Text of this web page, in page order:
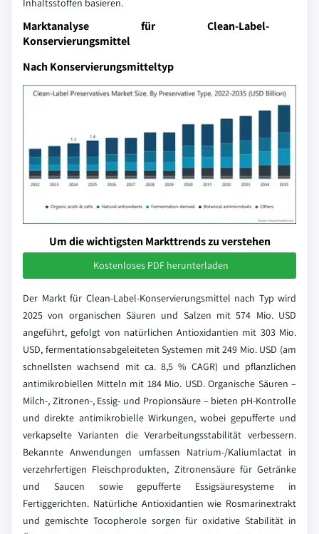
Inhaltsstoffen basieren.
Marktanalyse für Clean-Label-
Konservierungsmittel
Nach Konservierungsmitteltyp
Um die wichtigsten Markttrends zu verstehen
Kostenloses PDF herunterladen
Der Markt für Clean-Label-Konservierungsmittel nach Typ wird
2025 von organischen Säuren und Salzen mit 574 Mio. USD
angeführt, gefolgt von natürlichen Antioxidantien mit 303 Mio.
USD, fermentationsabgeleiteten Systemen mit 249 Mio. USD (am
schnellsten wachsend mit ca. 8,5 % CAGR) und pflanzlichen
antimikrobiellen Mitteln mit 184 Mio. USD. Organische Säuren –
Milch-, Zitronen-, Essig- und Propionsäure – bieten pH-Kontrolle
und direkte antimikrobielle Wirkungen, wobei gepufferte und
verkapselte Varianten die Verarbeitungsstabilität verbessern.
Bekannte Anwendungen umfassen Natrium-/Kaliumlactat in
verzehrfertigen Fleischprodukten, Zitronensäure für Getränke
und Saucen sowie gepufferte Essigsäuresysteme in
Fertiggerichten. Natürliche Antioxidantien wie Rosmarinextrakt
und gemischte Tocopherole sorgen für oxidative Stabilität in